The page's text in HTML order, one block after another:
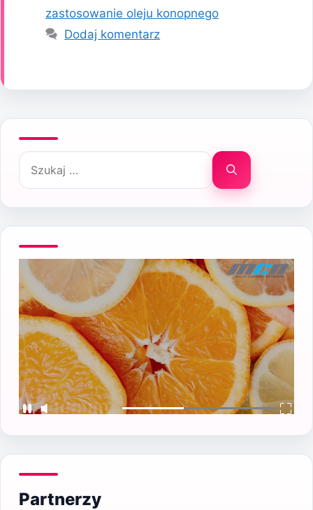
zastosowanie oleju konopnego
Dodaj komentarz
Szukaj:
Partnerzy